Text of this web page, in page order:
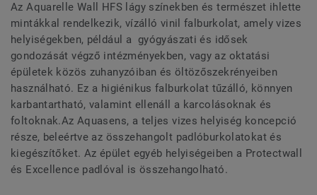
Az Aquarelle Wall HFS lágy színekben és természet ihlette
mintákkal rendelkezik, vízálló vinil falburkolat, amely vizes
helyiségekben, például a gyógyászati és idősek
gondozását végző intézményekben, vagy az oktatási
épületek közös zuhanyzóiban és öltözőszekrényeiben
használható. Ez a higiénikus falburkolat tűzálló, könnyen
karbantartható, valamint ellenáll a karcolásoknak és
foltoknak.Az Aquasens, a teljes vizes helyiség koncepció
része, beleértve az összehangolt padlóburkolatokat és
kiegészítőket. Az épület egyéb helyiségeiben a Protectwall
és Excellence padlóval is összehangolható.